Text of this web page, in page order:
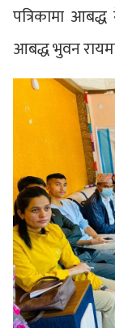
पत्रिकामा
आबद्ध भुवन